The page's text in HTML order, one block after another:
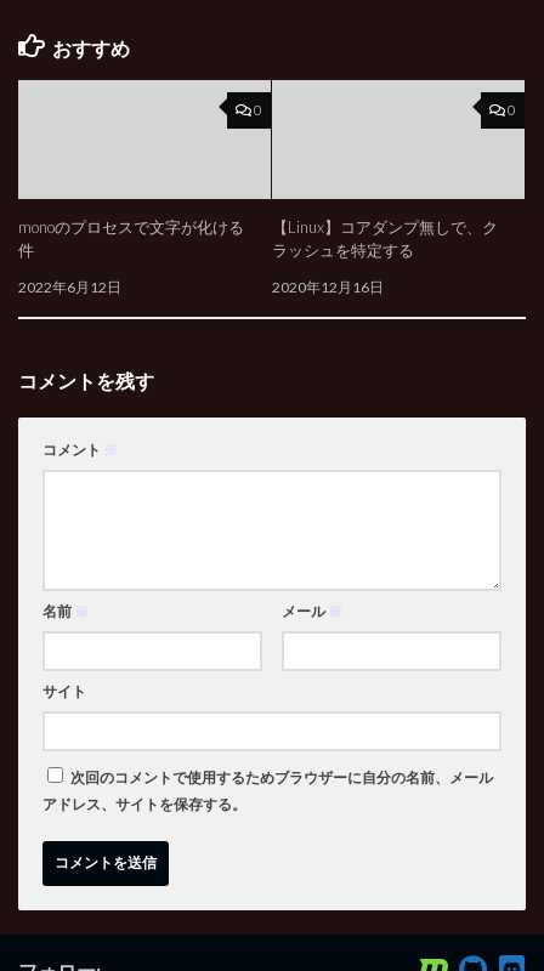
おすすめ
0
monoのプロセスで文字が化ける
件
2022年6月12日
0
【Linux】コアダンプ無しで、ク
ラッシュを特定する
2020年12月16日
コメントを残す
コメント ※
名前 ※ メール ※
サイト
次回のコメントで使用するためブラウザーに自分の名前、メール
アドレス、サイトを保存する。